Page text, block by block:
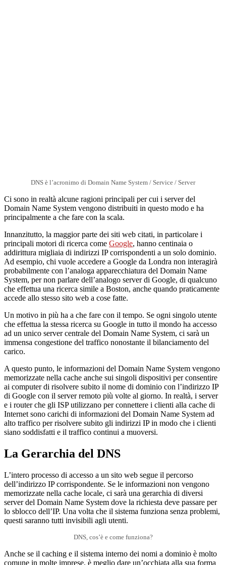
DNS è l’acronimo di Domain Name System / Service / Server
Ci sono in realtà alcune ragioni principali per cui i server del
Domain Name System vengono distribuiti in questo modo e ha
principalmente a che fare con la scala.
Innanzitutto, la maggior parte dei siti web citati, in particolare i
principali motori di ricerca come Google, hanno centinaia o
addirittura migliaia di indirizzi IP corrispondenti a un solo dominio.
Ad esempio, chi vuole accedere a Google da Londra non interagirà
probabilmente con l’analoga apparecchiatura del Domain Name
System, per non parlare dell’analogo server di Google, di qualcuno
che effettua una ricerca simile a Boston, anche quando praticamente
accede allo stesso sito web a cose fatte.
Un motivo in più ha a che fare con il tempo. Se ogni singolo utente
che effettua la stessa ricerca su Google in tutto il mondo ha accesso
ad un unico server centrale del Domain Name System, ci sarà un
immensa congestione del traffico nonostante il bilanciamento del
carico.
A questo punto, le informazioni del Domain Name System vengono
memorizzate nella cache anche sui singoli dispositivi per consentire
ai computer di risolvere subito il nome di dominio con l’indirizzo IP
di Google con il server remoto più volte al giorno. In realtà, i server
e i router che gli ISP utilizzano per connettere i clienti alla cache di
Internet sono carichi di informazioni del Domain Name System ad
alto traffico per risolvere subito gli indirizzi IP in modo che i clienti
siano soddisfatti e il traffico continui a muoversi.
La Gerarchia del DNS
L’intero processo di accesso a un sito web segue il percorso
dell’indirizzo IP corrispondente. Se le informazioni non vengono
memorizzate nella cache locale, ci sarà una gerarchia di diversi
server del Domain Name System dove la richiesta deve passare per
lo sblocco dell’IP. Una volta che il sistema funziona senza problemi,
questi saranno tutti invisibili agli utenti.
DNS, cos’è e come funziona?
Anche se il caching e il sistema interno dei nomi a dominio è molto
comune in molte imprese, è meglio dare un’occhiata alla sua forma